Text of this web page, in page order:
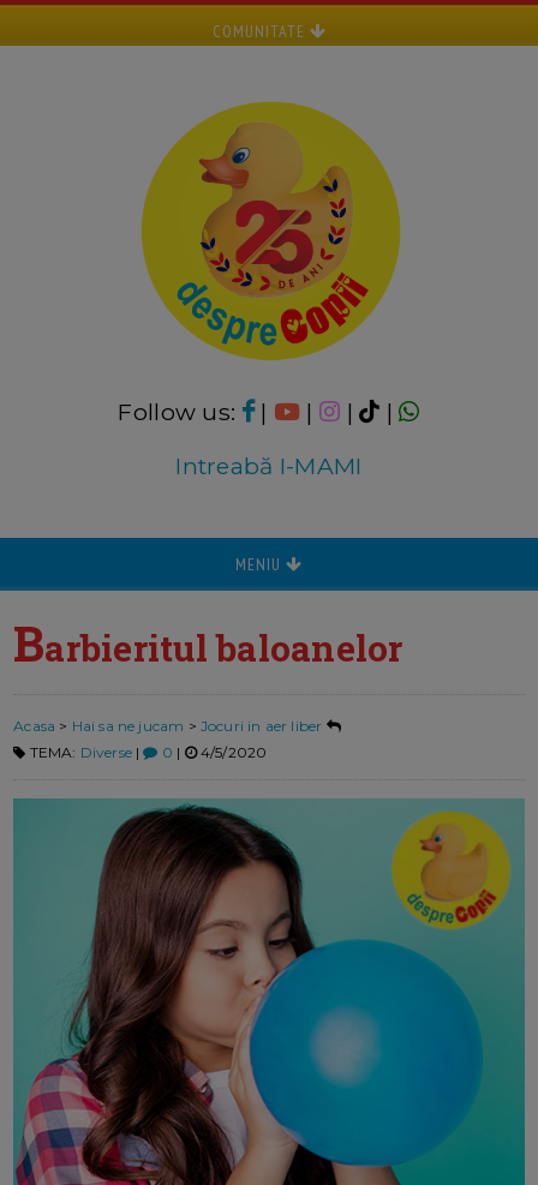
COMUNITATE
Follow us: | | |
|
Intreabă I-MAMI
MENIU
Barbieritul baloanelor
Acasa > Hai sa ne jucam > Jocuri in aer liber
TEMA: Diverse| 0 | 4/5/2020